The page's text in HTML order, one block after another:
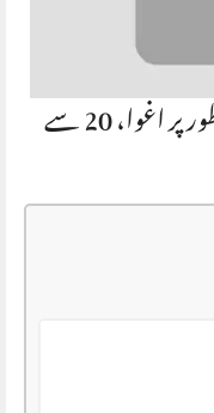
بہارہ کہو میں 21 سالہ لڑکی مبینہ طور پر اغوا، 20 سے